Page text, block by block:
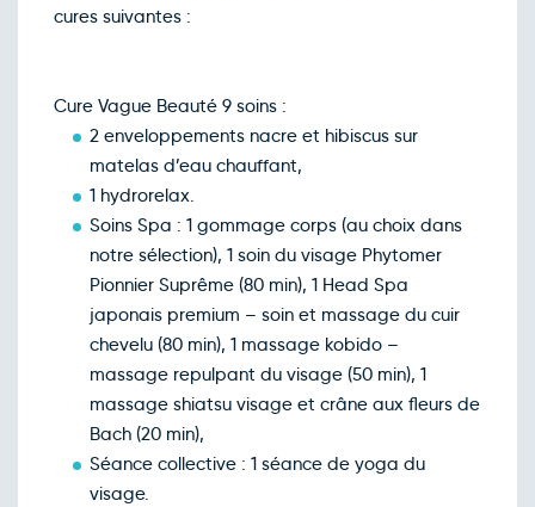
cures suivantes :
Cure Vague Beauté 9 soins :
2 enveloppements nacre et hibiscus sur
matelas d’eau chauffant,
1 hydrorelax.
Soins Spa : 1 gommage corps (au choix dans
notre sélection), 1 soin du visage Phytomer
Pionnier Suprême (80 min), 1 Head Spa
japonais premium – soin et massage du cuir
chevelu (80 min), 1 massage kobido –
massage repulpant du visage (50 min), 1
massage shiatsu visage et crâne aux fleurs de
Bach (20 min),
Séance collective : 1 séance de yoga du
visage.